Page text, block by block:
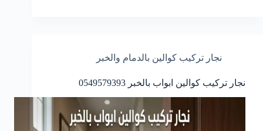
نجار تركيب كوالين بالدمام والخبر
نجار تركيب كوالين ابواب بالخبر 0549579393